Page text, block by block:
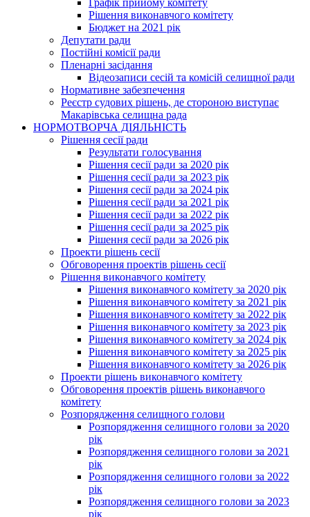
Графік прийому комітету
Рішення виконавчого комітету
Бюджет на 2021 рік
Депутати ради
Постійні комісії ради
Пленарні засідання
Відеозаписи сесій та комісій селищної ради
Нормативне забезпечення
Реєстр судових рішень, де стороною виступає
Макарівська селищна рада
НОРМОТВОРЧА ДІЯЛЬНІСТЬ
Рішення сесії ради
Результати голосування
Рішення сесії ради за 2020 рік
Рішення сесії ради за 2023 рік
Рішення сесії ради за 2024 рік
Рішення сесії ради за 2021 рік
Рішення сесії ради за 2022 рік
Рішення сесії ради за 2025 рік
Рішення сесії ради за 2026 рік
Проекти рішень сесії
Обговорення проектів рішень сесії
Рішення виконавчого комітету
Рішення виконавчого комітету за 2020 рік
Рішення виконавчого комітету за 2021 рік
Рішення виконавчого комітету за 2022 рік
Рішення виконавчого комітету за 2023 рік
Рішення виконавчого комітету за 2024 рік
Рішення виконавчого комітету за 2025 рік
Рішення виконавчого комітету за 2026 рік
Проекти рішень виконавчого комітету
Обговорення проектів рішень виконавчого
комітету
Розпорядження селищного голови
Розпорядження селищного голови за 2020
рік
Розпорядження селищного голови за 2021
рік
Розпорядження селищного голови за 2022
рік
Розпорядження селищного голови за 2023
рік